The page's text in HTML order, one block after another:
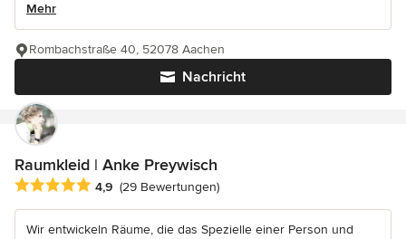
Mehr
Nachricht
Rombachstraße 40, 52078 Aachen
Raumkleid | Anke Preywisch
Durchschnittliche Bewertung: 4.9 von 5 Sternen
4,9 (29 Bewertungen)
Wir entwickeln Räume, die das Spezielle einer Person und